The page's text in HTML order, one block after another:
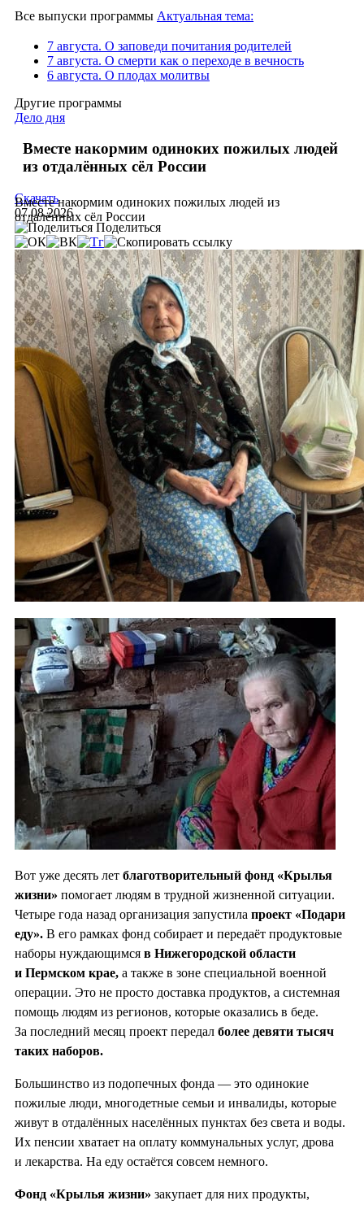
Все выпуски программы Актуальная тема:
7 августа. О заповеди почитания родителей
7 августа. О смерти как о переходе в вечность
6 августа. О плодах молитвы
Другие программы
Дело дня
Вместе накормим одиноких пожилых людей
из отдалённых сёл России
Вместе накормим одиноких пожилых людей из
отдалённых сёл России
Скачать
07.08.2026
Поделиться
Вот уже десять лет благотворительный фонд «Крылья
жизни» помогает людям в трудной жизненной ситуации.
Четыре года назад организация запустила проект «Подари
еду». В его рамках фонд собирает и передаёт продуктовые
наборы нуждающимся в Нижегородской области
и Пермском крае, а также в зоне специальной военной
операции. Это не просто доставка продуктов, а системная
помощь людям из регионов, которые оказались в беде.
За последний месяц проект передал более девяти тысяч
таких наборов.
Большинство из подопечных фонда — это одинокие
пожилые люди, многодетные семьи и инвалиды, которые
живут в отдалённых населённых пунктах без света и воды.
Их пенсии хватает на оплату коммунальных услуг, дрова
и лекарства. На еду остаётся совсем немного.
Фонд «Крылья жизни» закупает для них продукты,